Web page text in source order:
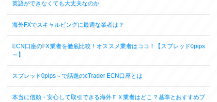
英語ができなくても大丈夫なのか
海外FXでスキャルピングに最適な業者は？
ECN口座のFX業者を徹底比較！オススメ業者はココ！【スプレッド0pips
～】
スプレッド0pips～で話題のcTrader ECN口座とは
本当に信頼・安心して取引できる海外ＦＸ業者はどこ？基準とおすすめブ